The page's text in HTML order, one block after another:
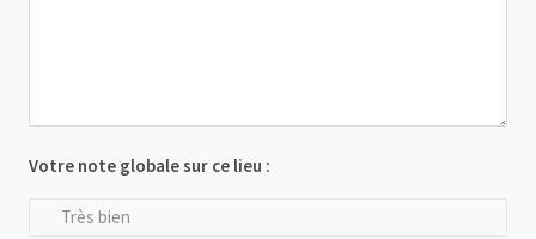
Votre note globale sur ce lieu :
Très bien